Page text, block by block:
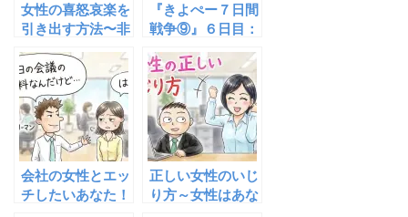
女性の喜怒哀楽を
引き出す方法〜非
う
『きよぺー７日間
戦争⑨』６日目：
34歳（色白子ぎ
つね系明るい人
妻）
会社の女性とエッ
チしたいあなた！
正しい女性のいじ
り方～女性はあな